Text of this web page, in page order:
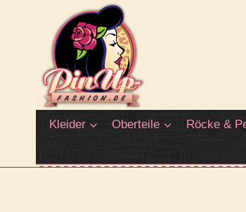
springen
Kleider Oberteile Röcke &